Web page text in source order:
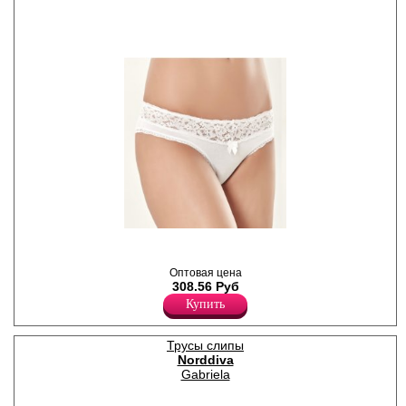
атласный бантик.
Лайкра 5%
Хлопок 95%
Оптовая цена
308.56 Руб
Купить
Трусы слипы
Norddiva
Gabriela